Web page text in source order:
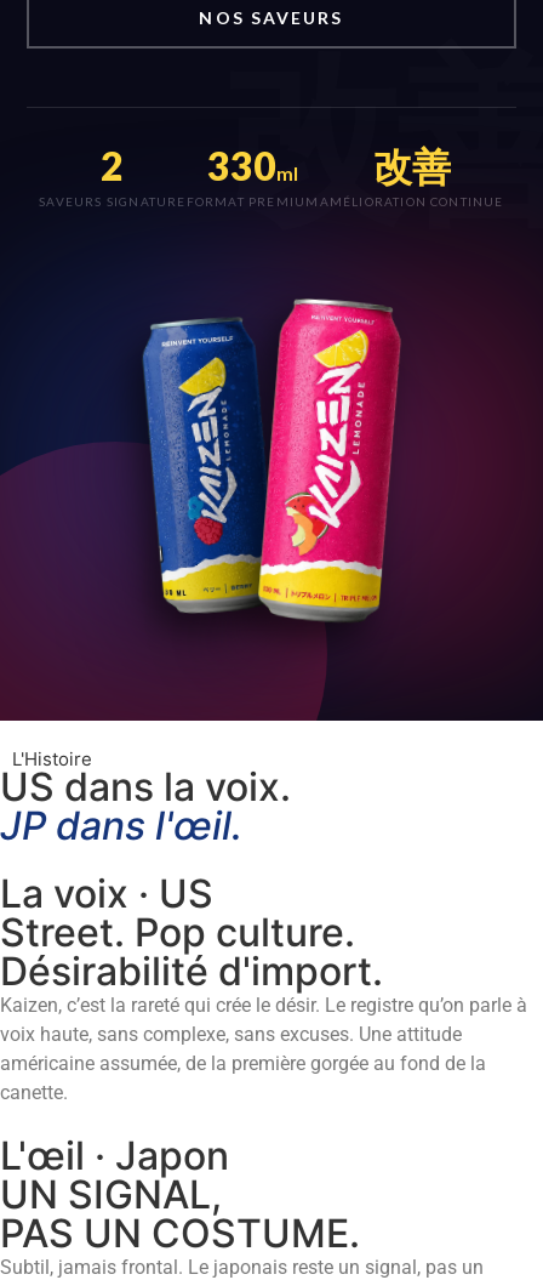
改
NOS SAVEURS
2
SAVEURS SIGNATURE
330ml
FORMAT PREMIUM
改善
AMÉLIORATION CONTINUE
L'Histoire
US dans la voix.
JP dans l'œil.
La voix · US
Street. Pop culture.
Désirabilité d'import.
Kaizen, c’est la rareté qui crée le désir. Le registre qu’on parle à
voix haute, sans complexe, sans excuses. Une attitude
américaine assumée, de la première gorgée au fond de la
canette.
L'œil · Japon
UN SIGNAL,
PAS UN COSTUME.
Subtil, jamais frontal. Le japonais reste un signal, pas un